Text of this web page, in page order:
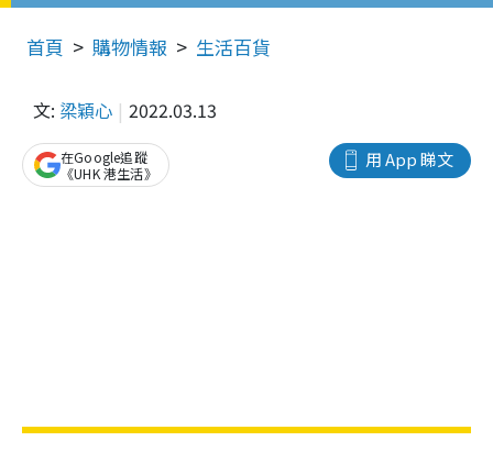
首頁 購物情報 生活百貨
文: 梁穎心 2022.03.13
用 App 睇文
在Google追蹤
《UHK 港生活》